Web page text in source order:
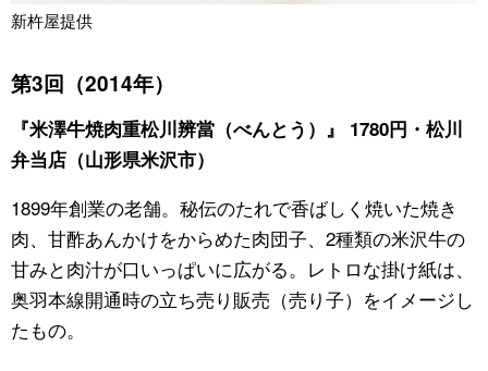
新杵屋提供
第3回（2014年）
『米澤牛焼肉重松川辨當（べんとう）』 1780円・松川
弁当店（山形県米沢市）
1899年創業の老舗。秘伝のたれで香ばしく焼いた焼き
肉、甘酢あんかけをからめた肉団子、2種類の米沢牛の
甘みと肉汁が口いっぱいに広がる。レトロな掛け紙は、
奥羽本線開通時の立ち売り販売（売り子）をイメージし
たもの。